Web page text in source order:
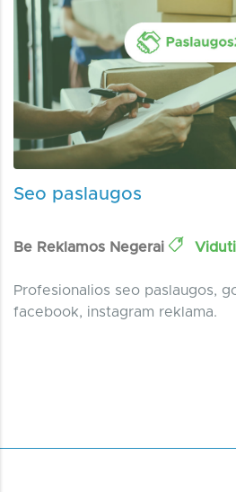
Seo paslaugos
Be Reklamos Negerai
Profesionalios seo paslaugos,
facebook, instagram reklama.